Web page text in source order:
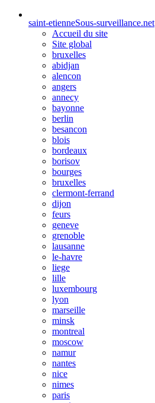
saint-etienneSous-surveillance.net
Accueil du site
Site global
bruxelles
abidjan
alencon
angers
annecy
bayonne
berlin
besancon
blois
bordeaux
borisov
bourges
bruxelles
clermont-ferrand
dijon
feurs
geneve
grenoble
lausanne
le-havre
liege
lille
luxembourg
lyon
marseille
minsk
montreal
moscow
namur
nantes
nice
nimes
paris